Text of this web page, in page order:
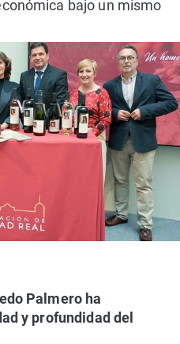
bajo un mismo
Palmero ha
y profundidad del